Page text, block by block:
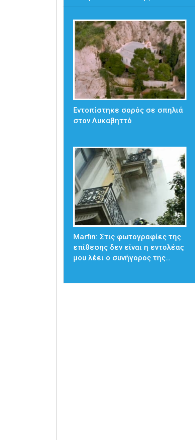
Εντοπίστηκε σορός σε σπηλιά
στον Λυκαβηττό
Marfin: Στις φωτογραφίες της
επίθεσης δεν είναι η εντολέας
μου λέει ο συνήγορος της…